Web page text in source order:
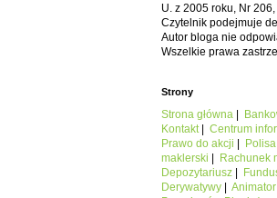
U. z 2005 roku, Nr 206,
Czytelnik podejmuje
Autor bloga nie
Wszelkie prawa
Strony
Strona główna |
Kontakt | Centrum
Prawo do akcji |
maklerski | Rachunek
Depozytariusz |
Derywatywy | Animator